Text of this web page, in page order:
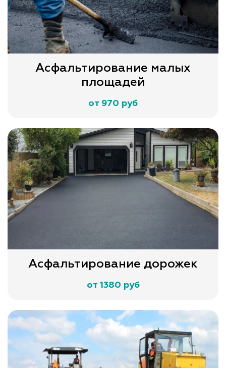
Асфальтирование малых
площадей
от 970 руб
Асфальтирование дорожек
от 1380 руб